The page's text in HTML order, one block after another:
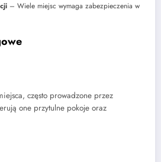
– Wiele miejsc wymaga zabezpieczenia w
często prowadzone przez
one przytulne pokoje oraz